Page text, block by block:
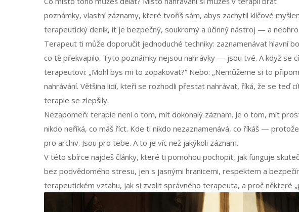
poznámky, vlastní záznamy, které tvoříš sám, abys zachytil klíčové
terapeutický deník, it je bezpečný, soukromý a účinný nástroj — a
Terapeut ti může doporučit jednoduché techniky: zaznamenávat hlavní
co tě překvapilo. Tyto poznámky nejsou nahrávky — jsou tvé. A když se
terapeutovi: „Mohl bys mi to zopakovat?“ Nebo: „Nemůžeme si to
nahrávání. Většina lidí, kteří se rozhodli přestat nahrávat, říká, že se teď
terapie se zlepšily.
Nezapomeň: terapie není o tom, mít dokonalý záznam. Je o tom, mít
nikdo neříká, co máš říct. Kde ti nikdo nezaznamenává, co říkáš —
pro archiv. Jsou pro tebe. A to je víc než jakýkoli záznam.
V této sbírce najdeš články, které ti pomohou pochopit, jak funguje
bez podvědomého stresu, jen s jasnými hranicemi, respektem a
terapeutickém vztahu, jak si zvolit správného terapeuta, a proč některé